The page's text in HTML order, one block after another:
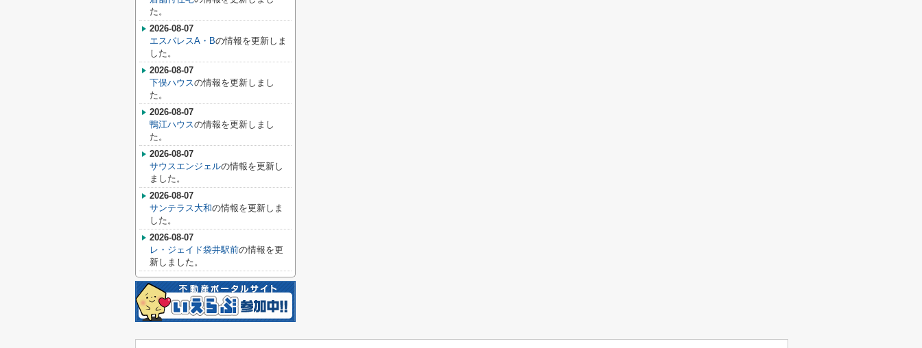
た。
2026-08-07
エスパレスA・Bの情報を更新しま
した。
2026-08-07
下俣ハウスの情報を更新しまし
た。
2026-08-07
鴨江ハウスの情報を更新しまし
た。
2026-08-07
サウスエンジェルの情報を更新し
ました。
2026-08-07
サンテラス大和の情報を更新しま
した。
2026-08-07
レ・ジェイド袋井駅前の情報を更
新しました。